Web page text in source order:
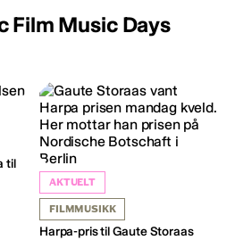
Film Music Days
til
AKTUELT
FILMMUSIKK
Harpa-pris til Gaute Storaas